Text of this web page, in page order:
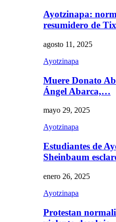
Ayotzinapa:
resumidero de
agosto 11, 2025
Ayotzinapa
Muere Donato
Ángel Abarca,…
mayo 29, 2025
Ayotzinapa
Estudiantes de
Sheinbaum
enero 26, 2025
Ayotzinapa
Protestan